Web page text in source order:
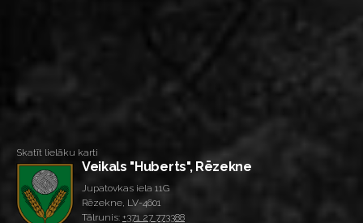
Skatīt lielāku karti
Veikals "Huberts", Rēzekne
Jupatovkas iela 11G
Rēzekne, LV-4601
Tālrunis: +371 27 773388